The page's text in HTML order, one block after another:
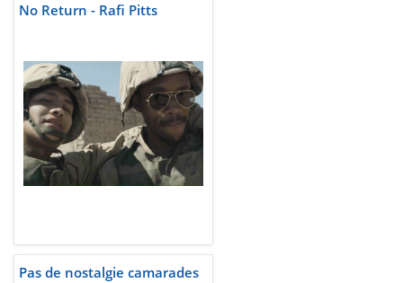
No Return - Rafi Pitts
Pas de nostalgie camarades